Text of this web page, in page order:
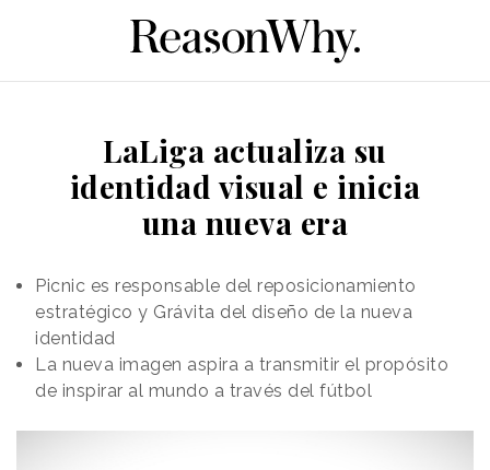
LaLiga actualiza su
identidad visual e inicia
una nueva era
Picnic es responsable del reposicionamiento
estratégico y Grávita del diseño de la nueva
identidad
La nueva imagen aspira a transmitir el propósito
de inspirar al mundo a través del fútbol